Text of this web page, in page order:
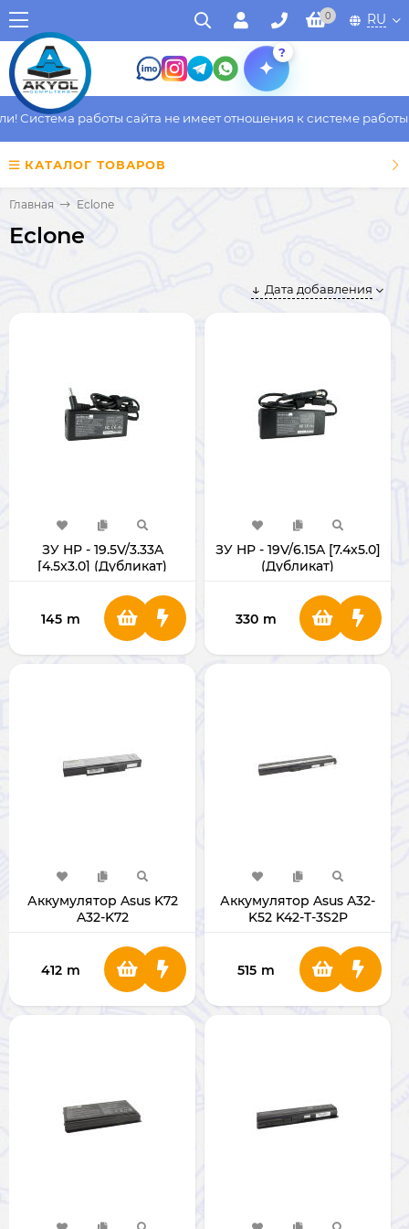
0 RU
?
работы сайта не имеет отношения к системе работы
КАТАЛОГ ТОВАРОВ
Главная Eclone
Eclone
Дата добавления
ЗУ HP - 19.5V/3.33A
[4.5x3.0] (Дубликат)
145 m
ЗУ HP - 19V/6.15A [7.4x5.0]
(Дубликат)
330 m
Аккумулятор Asus K72
A32-K72
412 m
Аккумулятор Asus A32-
K52 K42-T-3S2P
515 m